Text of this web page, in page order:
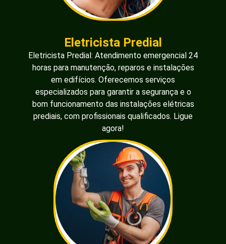
Eletricista Predial
Eletricista Predial: Atendimento emergencial 24
horas para manutenção, reparos e instalações
em edifícios. Oferecemos serviços
especializados para garantir a segurança e o
bom funcionamento das instalações elétricas
prediais, com profissionais qualificados. Ligue
agora!